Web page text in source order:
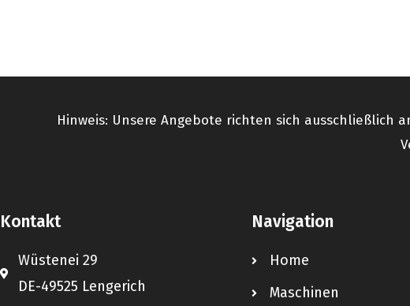
Hinweis: Unsere Angebote richten sich ausschließlich
Kontakt
Wüstenei 29
DE-49525 Lengerich
Navigation
Home
Maschinen